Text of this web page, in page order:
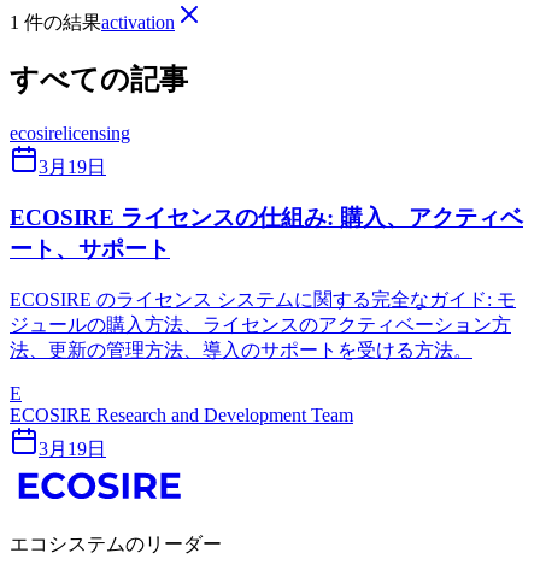
1 件の結果activation
すべての記事
ecosirelicensing
3月19日
ECOSIRE ライセンスの仕組み: 購入、アクティベ
ート、サポート
ECOSIRE のライセンス システムに関する完全なガイド: モ
ジュールの購入方法、ライセンスのアクティベーション方
法、更新の管理方法、導入のサポートを受ける方法。
E
ECOSIRE Research and Development Team
3月19日
エコシステムのリーダー